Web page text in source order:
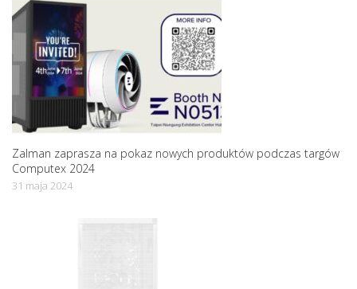
o
n
Zalman zaprasza na pokaz nowych produktów podczas targów
Computex 2024
31 maja 2024